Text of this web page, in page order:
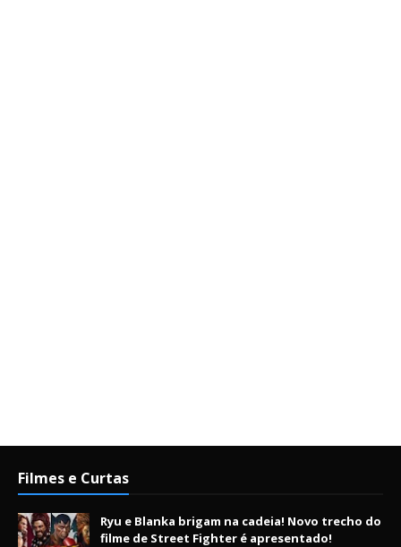
Filmes e Curtas
Ryu e Blanka brigam na cadeia! Novo trecho do
filme de Street Fighter é apresentado!